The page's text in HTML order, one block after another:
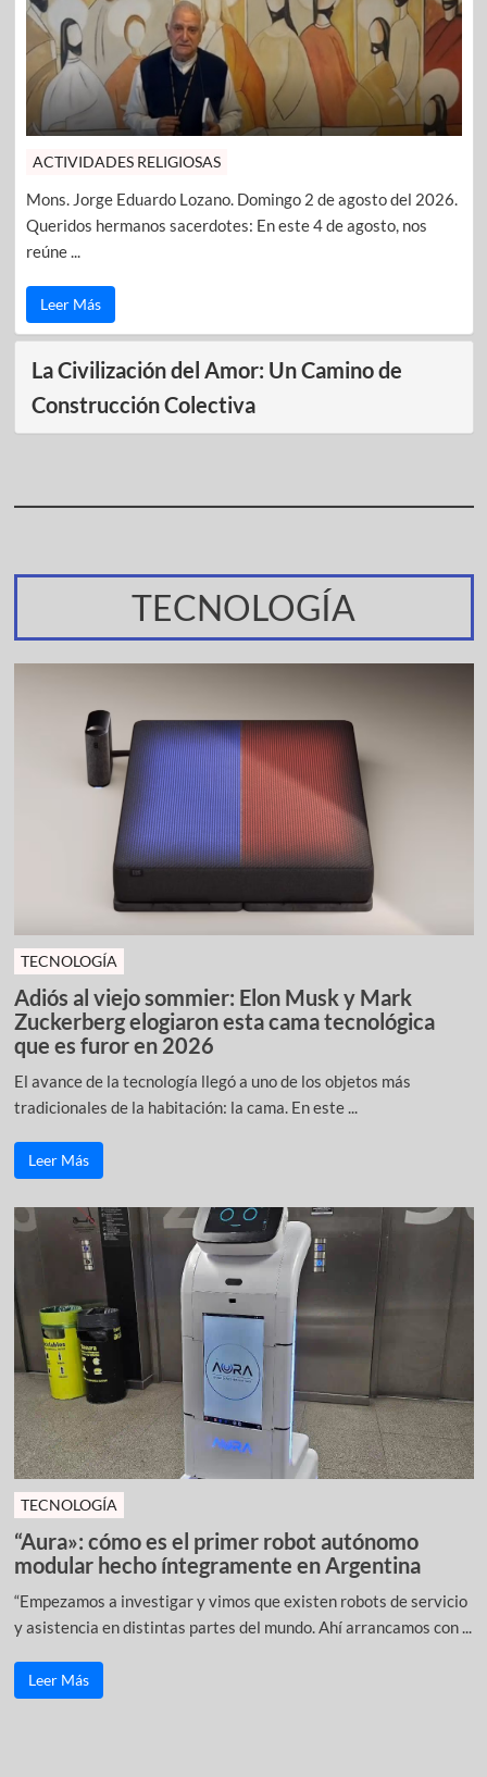
ACTIVIDADES RELIGIOSAS
Mons. Jorge Eduardo Lozano. Domingo 2 de agosto del 2026.
Queridos hermanos sacerdotes: En este 4 de agosto, nos
reúne ...
Leer Más
La Civilización del Amor: Un Camino de
Construcción Colectiva
TECNOLOGÍA
TECNOLOGÍA
Adiós al viejo sommier: Elon Musk y Mark
Zuckerberg elogiaron esta cama tecnológica
que es furor en 2026
El avance de la tecnología llegó a uno de los objetos más
tradicionales de la habitación: la cama. En este ...
Leer Más
TECNOLOGÍA
“Aura»: cómo es el primer robot autónomo
modular hecho íntegramente en Argentina
“Empezamos a investigar y vimos que existen robots de servicio
y asistencia en distintas partes del mundo. Ahí arrancamos con ...
Leer Más